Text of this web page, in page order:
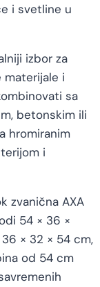
i svetline u
izbor za
materijale i
sa
betonskim ili
hromiranim
i
zvanična AXA
54 × 36 ×
× 32 × 54 cm,
od 54 cm